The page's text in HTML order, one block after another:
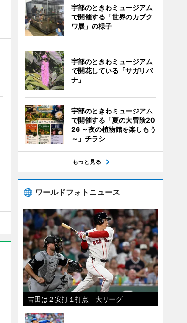
宇部のときわミュージアム
で開催する「世界のカブク
ワ展」の様子
宇部のときわミュージアム
で開花している「サガリバ
ナ」
宇部のときわミュージアム
で開催する「夏の大冒険20
26 ～夜の植物館を楽しもう
～」チラシ
もっと見る
ワールドフォトニュース
吉田は２安打１打点 大リーグ